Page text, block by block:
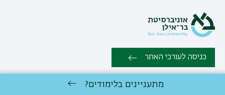
כניסה לעורכי האתר
'כל הזכויות שמורות:המכון לננו טכנולוגיה וחומרים מתקדמים
מתעניינים בלימודים?